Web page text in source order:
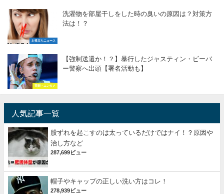
お役立ちニュース
洗濯物を部屋干しをした時の臭いの原因は？対策方
法は！？
芸能・エンタメ
【強制送還か！？】暴行したジャスティン・ビーバ
ー警察へ出頭【署名活動も】
人気記事一覧
股ずれを起こすのは太っているだけではナイ！？原因や
治し方など
287,699ビュー
帽子やキャップの正しい洗い方はコレ！
278,939ビュー